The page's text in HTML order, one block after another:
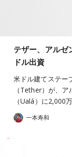
テザー、アルゼ
ドル出資
米ドル建てステー
（Tether）が、
（Ualá）に2,000
一本寿和